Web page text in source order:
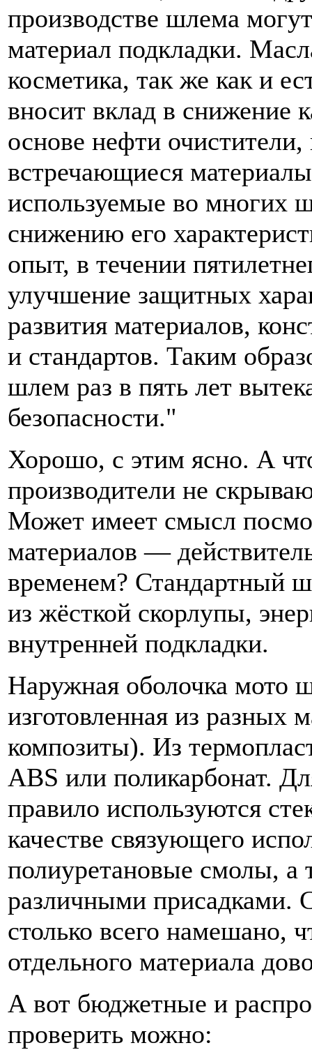
производстве шлема
материал подкладки.
косметика, так же как и
вносит вклад в снижение
основе нефти
встречающиеся
используемые во многих
снижению его
опыт, в течении
улучшение защитных
развития материалов,
и стандартов. Таким
шлем раз в пять лет
безопасности."
Хорошо, с этим ясно. А
производители не
Может имеет смысл
материалов —
временем? Стандартный
из жёсткой скорлупы,
внутренней подкладки.
Наружная оболочка мото
изготовленная из разных
композиты). Из
ABS или поликарбонат.
правило используются
качестве связующего
полиуретановые смолы, а
различными
столько всего намешано,
отдельного материала
А вот бюджетные и
проверить можно: